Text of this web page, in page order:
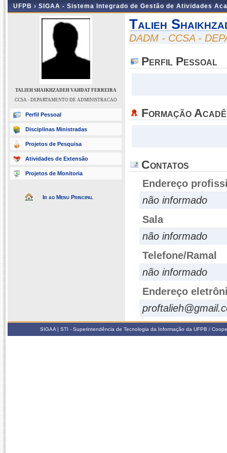
UFPB › SIGAA - Sistema Integrado de Gestão de Atividades
TALIEH SHAIKHZADEH VAHDAT FERREIRA
CCSA - DEPARTAMENTO DE ADMINISTRACAO
Perfil Pessoal
Disciplinas Ministradas
Projetos de Pesquisa
Atividades de Extensão
Projetos de Monitoria
Ir ao Menu Principal
Talieh
DADM - CCSA -
Perfil Pessoal
Formação
Contatos
Endereço
não informado
Sala
não informado
Telefone/Ramal
não informado
Endereço
SIGAA | STI - Superintendência de Tecnologia da Informação da UFPB /